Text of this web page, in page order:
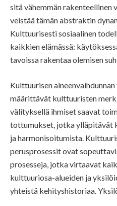
sitä vähemmän
veistää tämän abstraktin
Kulttuurisesti sosiaalinen
kaikkien elämässä:
tavoissa rakentaa olemisen
Kulttuurisen
määrittävät kulttuuristen
välityksellä ihmiset saavat
tottumukset, jotka ylläpitävät
ja harmonisoitumista.
perusprosessit ovat
prosesseja, jotka virtaavat
kulttuuriosa-alueiden ja
yhteistä kehityshistoriaa.